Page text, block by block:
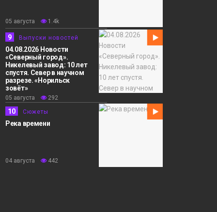
05 августа 1.4k
9 Выпуски новостей
04.08.2026 Новости
«Северный город».
Никелевый завод: 10 лет
спустя. Север в научном
разрезе. «Норильск
зовёт»
05 августа 292
10 Сюжеты
Река времени
04 августа 442